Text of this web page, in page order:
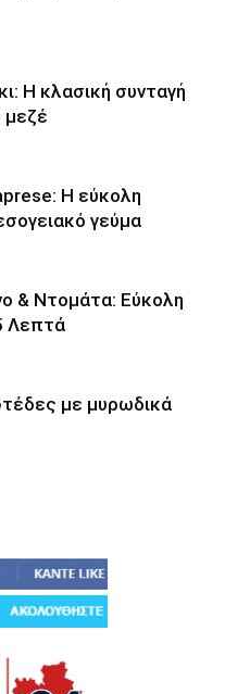
Η κλασική συνταγή
μεζέ
Η εύκολη
γεύμα
& Ντομάτα: Εύκολη
Λεπτά
με μυρωδικά